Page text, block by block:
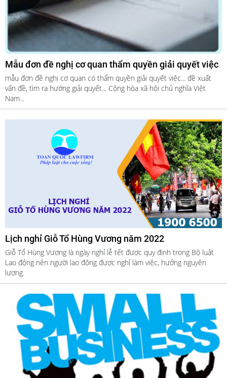
Mẫu đơn đề nghị cơ quan thẩm quyền giải quyết việc
mẫu đơn đề nghị cơ quan có thẩm quyền giải quyết việc... đề xuất
vấn đề, tìm ra hướng giải quyết... Cộng hòa xã hội chủ nghĩa Việt
Nam...
Lịch nghỉ Giỗ Tổ Hùng Vương năm 2022
Giỗ Tổ Hùng Vương là ngày nghỉ lễ tết được quy định trong Bộ luật
Lao động nên người lao động được nghỉ làm việc, hưởng nguyên
lương.